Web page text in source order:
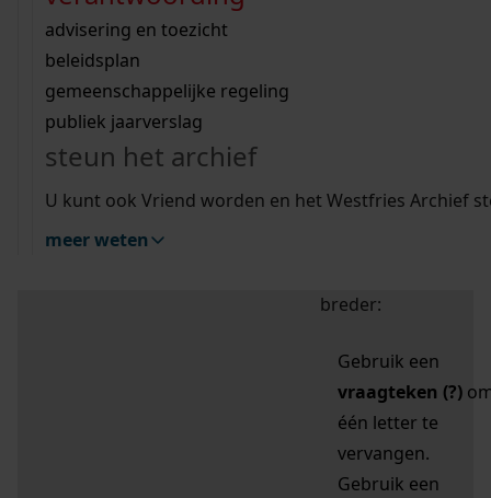
bouwvergunningen
omgevingsvergunningen
vergunningen
beeld en geluid
uitleg nodig?
Wij helpen u op weg met een aantal zoektips.
bekijk alle zoektips
Wij helpen u op weg met een aantal zoektips.
bekijk alle zoektips
bekijk ons geschiedenislokaal
advisering en toezicht
beleidsplan
gemeenschappelijke regeling
publiek jaarverslag
steun het archief
U kunt ook Vriend worden en het Westfries Archief
meer weten
zoektips
Mijn Studiezaal (inloggen)
uw zoekopdracht te
breder:
Gebruik een
vraagteken (?)
één letter te
vervangen.
Gebruik een